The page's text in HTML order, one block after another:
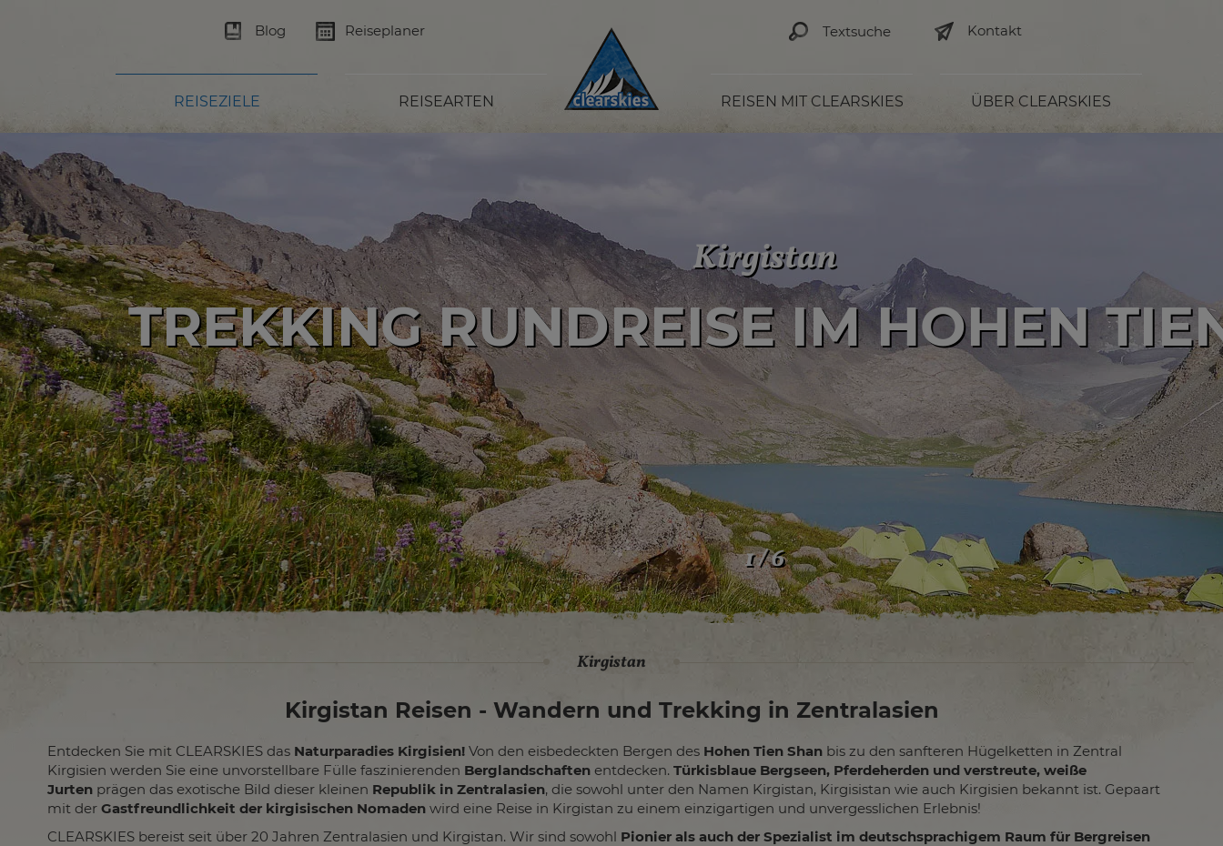
Blog Reiseplaner Kontakt
REISEZIELE REISEARTEN REISEN MIT CLEARSKIES ÜBER CLEARSKIES
Kirgistan
BERGWELT DES HOHEN TIEN
2 / 6
Kirgistan
Kirgistan Reisen - Wandern und Trekking in Zentralasien
Entdecken Sie mit CLEARSKIES das Naturparadies Kirgisien! Von den eisbedeckten Bergen des Hohen Tien Shan bis zu den sanfteren Hügelketten in Zentral
Kirgisien werden Sie eine unvorstellbare Fülle faszinierenden Berglandschaften entdecken. Türkisblaue Bergseen, Pferdeherden und verstreute, weiße
Jurten prägen das exotische Bild dieser kleinen Republik in Zentralasien, die sowohl unter den Namen Kirgistan, Kirgisistan wie auch Kirgisien bekannt ist. Gepaart
mit der Gastfreundlichkeit der kirgisischen Nomaden wird eine Reise in Kirgistan zu einem einzigartigen und unvergesslichen Erlebnis!
CLEARSKIES bereist seit über 20 Jahren Zentralasien und Kirgistan. Wir sind sowohl Pionier als auch der Spezialist im deutschsprachigem Raum für Bergreisen